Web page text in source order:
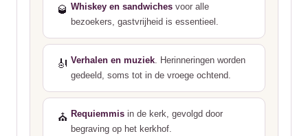
🥃 Whiskey en sandwiches voor alle
bezoekers, gastvrijheid is essentieel.
🎻 Verhalen en muziek . Herinneringen worden
gedeeld, soms tot in de vroege ochtend.
⛪ Requiemmis in de kerk, gevolgd door
begraving op het kerkhof.